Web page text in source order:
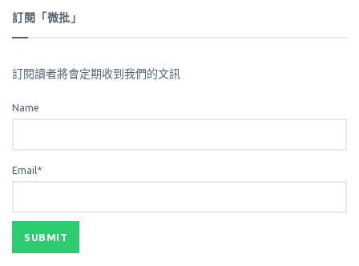
訂閱「微批」
訂閱讀者將會定期收到我們的文訊
Name
Email*